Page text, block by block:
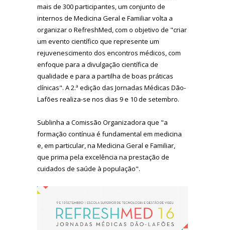
mais de 300 participantes, um conjunto de
internos de Medicina Geral e Familiar volta a
organizar o RefreshMed, com o objetivo de "criar
um evento científico que represente um
rejuvenescimento dos encontros médicos, com
enfoque para a divulgação científica de
qualidade e para a partilha de boas práticas
clínicas". A 2.ª edição das Jornadas Médicas Dão-
Lafões realiza-se nos dias 9 e 10 de setembro.
Sublinha a Comissão Organizadora que "a
formação contínua é fundamental em medicina
e, em particular, na Medicina Geral e Familiar,
que prima pela excelência na prestação de
cuidados de saúde à população".